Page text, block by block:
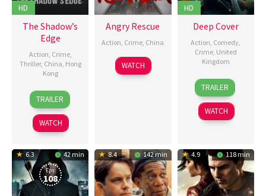
HD
The Shadow’s
Edge
Action, Crime,
Thriller, China, Hong
Kong
16
Aug
2025
Larry
Yang
TRAILER
WATCH
Angry Rescue
Action, Crime, China
4
May
王
清
WATCH
HD
Deep Cover
Action, Comedy,
Crime, United
Kingdom
12
Jun
2025
Tom
Kingsley
TRAILER
WATCH
6.3 42 min
Eps:
108
8.4 142 min 4.9 118 min